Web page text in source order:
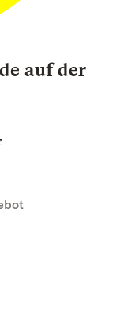
auf der